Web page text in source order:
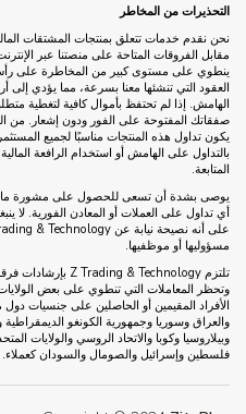
التحذيرات من المخاطر
نحن نقدم خدمات تتعلق بمنتجات المشتقات
مقابل الفروقات المتاحة على منصتنا عبر
ينطوي على مستوى كبير من المخاطرة على
العقود التي تنشئها معنا بسرعة، مما يؤدي إلى
الهامش. إذا لم تحتفظ بأموال كافية لتغطية
صفقاتك المفتوحة على الفور ودون إشعار. من
يكون تداول هذه المنتجات مناسبًا لجميع
بالتداول على الهامش أو استخدام الرافعة
المتابعة.
يوصى بشدة أن تسعى للحصول على مشورة
أي تداول على العملات أو المعادن الفورية. لا
مسؤوليها أو موظفيها.
وتحظر المعاملات التي تنطوي على بعض
الأفراد المقيمين أو الحاصلين على جنسيات دول
والعراق وسوريا وجمهورية الكونغو الديمقراطية
وبيلاروسيا وكوبا والاتحاد الروسي والولايات
فلسطين وإسرائيل والصومال والسودان كعملاء.